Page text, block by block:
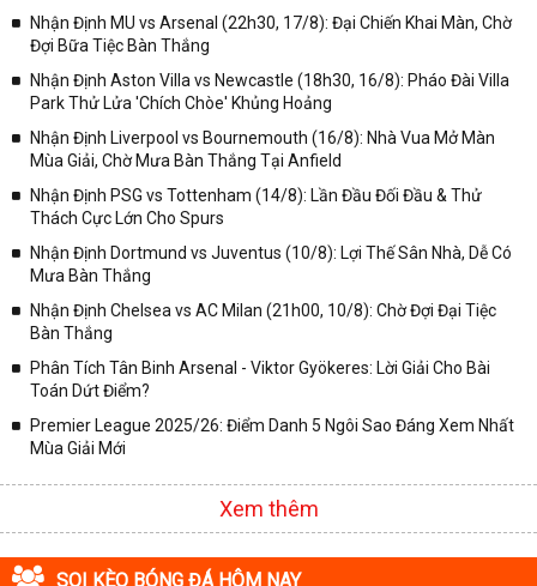
trong từng giải đấu như:
✓ Giải đấu bóng đá Ngoại hạng Anh;
✓ Giải bóng Cúp C1 Châu Âu;
✓ Giải VĐQG Tây Ban Nha;
✓ VĐQG Đức;
✓ VĐQG Pháp;
✓ Liên Đoàn Anh;
✓ U23 Châu Á;
✓ Euro 2020;
✓ VLWC KV Châu Á;
✓ Các giải đấu bóng đá khác.
Vì vậy, đồng hành cùng với chuyên trang
Nhận Định MU vs Arsenal (22h30, 17/8): Đại Chiến Khai Màn, Chờ
Đợi Bữa Tiệc Bàn Thắng
Nhận Định Aston Villa vs Newcastle (18h30, 16/8): Pháo Đài Villa
Park Thử Lửa 'Chích Chòe' Khủng Hoảng
Nhận Định Liverpool vs Bournemouth (16/8): Nhà Vua Mở Màn
Mùa Giải, Chờ Mưa Bàn Thắng Tại Anfield
Nhận Định PSG vs Tottenham (14/8): Lần Đầu Đối Đầu & Thử
Thách Cực Lớn Cho Spurs
Nhận Định Dortmund vs Juventus (10/8): Lợi Thế Sân Nhà, Dễ Có
Mưa Bàn Thắng
Nhận Định Chelsea vs AC Milan (21h00, 10/8): Chờ Đợi Đại Tiệc
Bàn Thắng
Phân Tích Tân Binh Arsenal - Viktor Gyökeres: Lời Giải Cho Bài
Toán Dứt Điểm?
Premier League 2025/26: Điểm Danh 5 Ngôi Sao Đáng Xem Nhất
Mùa Giải Mới
Xem thêm
SOI KÈO BÓNG ĐÁ HÔM NAY